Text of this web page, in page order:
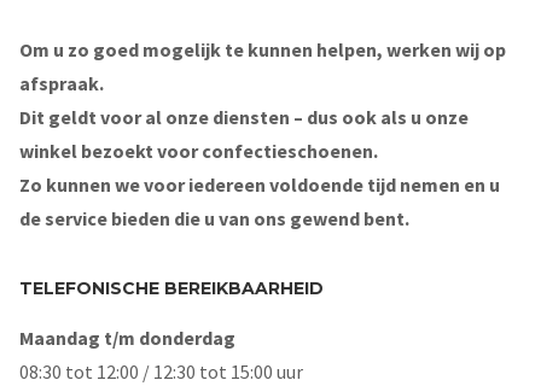
Om u zo goed mogelijk te kunnen helpen, werken wij op
afspraak.
Dit geldt voor al onze diensten – dus ook als u onze
winkel bezoekt voor confectieschoenen.
Zo kunnen we voor iedereen voldoende tijd nemen en u
de service bieden die u van ons gewend bent.
TELEFONISCHE BEREIKBAARHEID
Maandag t/m donderdag
08:30 tot 12:00 / 12:30 tot 15:00 uur